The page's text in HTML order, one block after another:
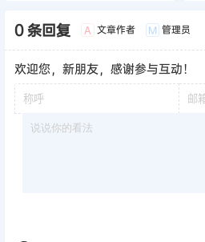
0 条回复 A 文章作者 M 管理员
欢迎您，新朋友，感谢参与互动！